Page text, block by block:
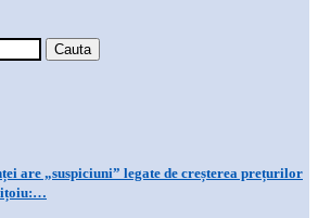
are „suspiciuni” legate de creșterea prețurilor